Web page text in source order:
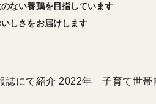
ない養鶏を目指しています
しさをお届けします
にて紹介 2022年 子育て世帯